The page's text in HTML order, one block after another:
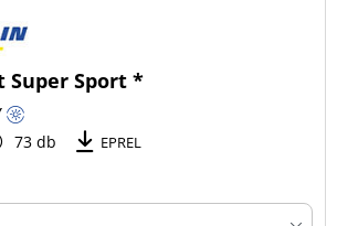
(25) Sport *
73 db EPREL